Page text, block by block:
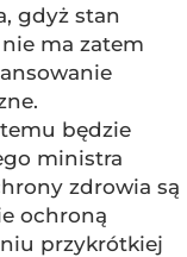
gdyż stan
ma zatem
będzie
ministra
zdrowia są
ochroną
przykrótkiej